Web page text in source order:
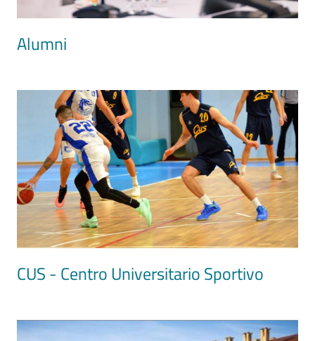
Alumni
CUS - Centro Universitario Sportivo
Image